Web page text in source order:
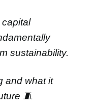
sustainability.
and what it
🧵